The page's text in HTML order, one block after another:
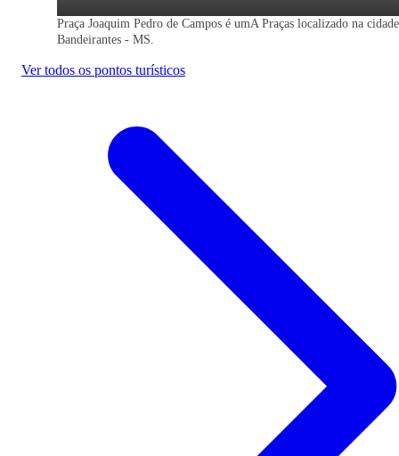
Praça Joaquim Pedro de Campos é umA Praças localizado na cidade
Bandeirantes - MS.
Ver todos os pontos turísticos